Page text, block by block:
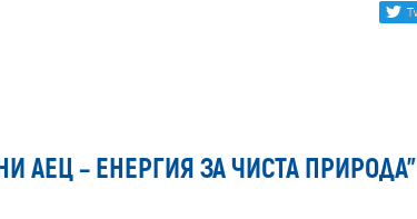
Share
АЕЦ – ЕНЕРГИЯ ЗА ЧИСТА ПРИРОДА”